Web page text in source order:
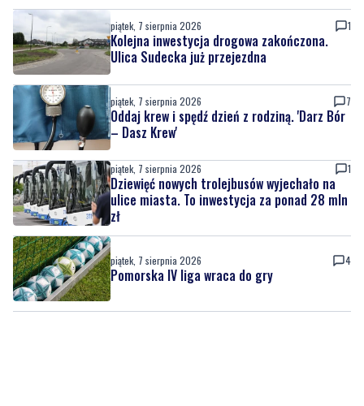
piątek, 7 sierpnia 2026 1
Kolejna inwestycja drogowa zakończona.
Ulica Sudecka już przejezdna
piątek, 7 sierpnia 2026 7
Oddaj krew i spędź dzień z rodziną. 'Darz Bór
– Dasz Krew'
piątek, 7 sierpnia 2026 1
Dziewięć nowych trolejbusów wyjechało na
ulice miasta. To inwestycja za ponad 28 mln
zł
piątek, 7 sierpnia 2026 4
Pomorska IV liga wraca do gry